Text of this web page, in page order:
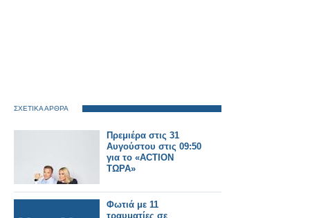
ΣΧΕΤΙΚΑ ΑΡΘΡΑ
Πρεμιέρα στις 31
Αυγούστου στις 09:50
για το «ACTION
ΤΩΡΑ»
Φωτιά με 11
τραυματίες σε